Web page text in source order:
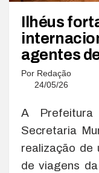
Ilhéus
agentes
Por Redação
24/05/26
A
Secretaria
realização de
de viagens